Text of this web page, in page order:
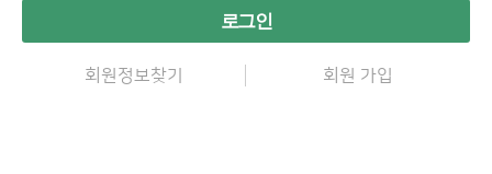
로그인
회원정보찾기 회원 가입